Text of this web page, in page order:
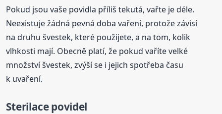
Pokud jsou vaše povidla příliš tekutá, vařte je déle.
Neexistuje žádná pevná doba vaření, protože závisí
na druhu švestek, které použijete, a na tom, kolik
vlhkosti mají. Obecně platí, že pokud vaříte velké
množství švestek, zvýší se i jejich spotřeba času
k uvaření.
Sterilace povidel